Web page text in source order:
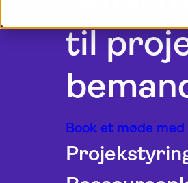
til
Book et møde med